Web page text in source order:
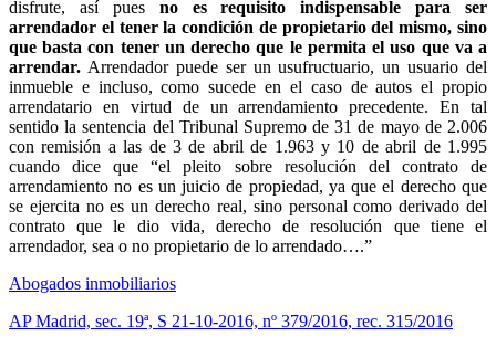
disfrute, así pues no es requisito indispensable para ser
arrendador el tener la condición de propietario del mismo, sino
que basta con tener un derecho que le permita el uso que va a
arrendar. Arrendador puede ser un usufructuario, un usuario del
inmueble e incluso, como sucede en el caso de autos el propio
arrendatario en virtud de un arrendamiento precedente. En tal
sentido la sentencia del Tribunal Supremo de 31 de mayo de 2.006
con remisión a las de 3 de abril de 1.963 y 10 de abril de 1.995
cuando dice que “el pleito sobre resolución del contrato de
arrendamiento no es un juicio de propiedad, ya que el derecho que
se ejercita no es un derecho real, sino personal como derivado del
contrato que le dio vida, derecho de resolución que tiene el
arrendador, sea o no propietario de lo arrendado….”
Abogados inmobiliarios
AP Madrid, sec. 19ª, S 21-10-2016, nº 379/2016, rec. 315/2016